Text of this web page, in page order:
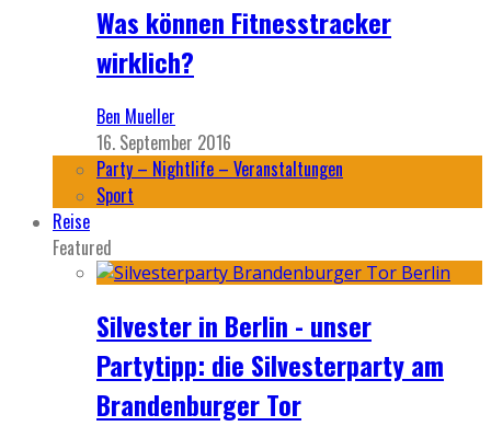
Was können Fitnesstracker
wirklich?
Ben Mueller
16. September 2016
Party – Nightlife – Veranstaltungen
Sport
Reise
Featured
Silvester in Berlin - unser
Partytipp: die Silvesterparty am
Brandenburger Tor